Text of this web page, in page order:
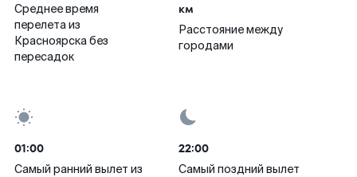
Среднее время
перелета из
Красноярска без
пересадок
км
Расстояние между
городами
01:00
Самый ранний вылет из
22:00
Самый поздний вылет